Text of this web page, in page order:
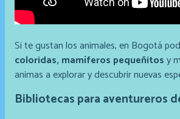
Si te gustan los animales, en Bogotá
coloridas, mamíferos pequeñitosy
animas a explorar y descubrir nuevas
Bibliotecas para aventureros